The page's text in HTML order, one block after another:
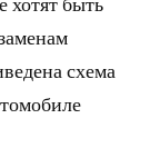
схема